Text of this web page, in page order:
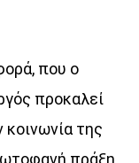
που ο
προκαλεί
κοινωνία της
πράξη